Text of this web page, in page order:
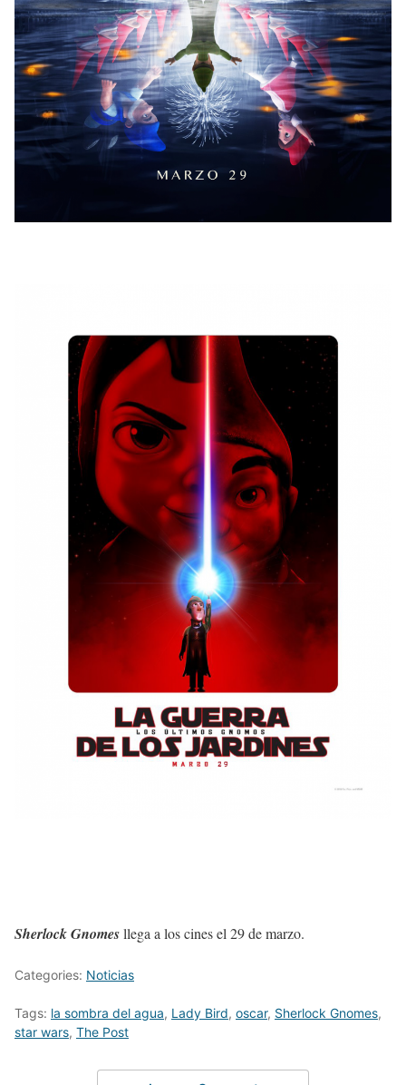
Sherlock Gnomesllega a los cines el 29 de marzo.
Categories: Noticias
Tags: la sombra del agua, Lady Bird, oscar, Sherlock Gnomes,
star wars, The Post